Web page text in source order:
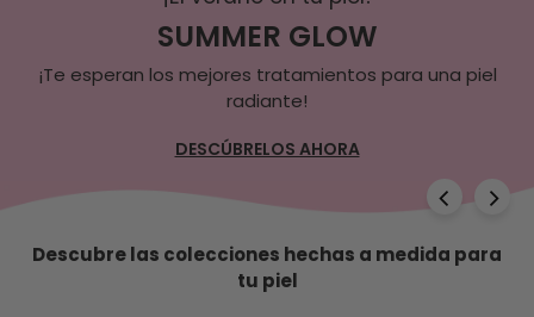
u
E
s
SUMMER GLOW
¡Te esperan los mejores tratamientos para una piel
radiante!
DESCÚBRELOS AHORA
DESCÚBRELA AHORA
Descubre las colecciones hechas a medida para
tu piel